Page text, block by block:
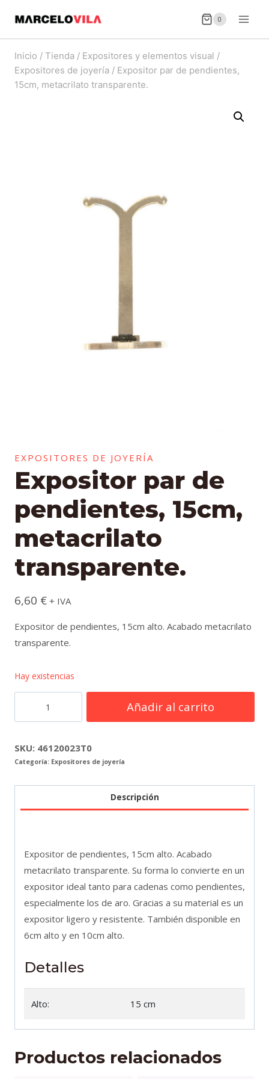
contenido
0
Inicio / Tienda / Expositores y elementos visual /
Expositores de joyería / Expositor par de pendientes,
15cm, metacrilato transparente.
EXPOSITORES DE JOYERÍA
Expositor par de
pendientes, 15cm,
metacrilato
transparente.
6,60 € + IVA
Expositor de pendientes, 15cm alto. Acabado metacrilato
transparente.
Hay existencias
pendientes,
15cm,
cantidad
Añadir al carrito
SKU: 46120023T0
Categoría: Expositores de joyería
Descripción
Expositor de pendientes, 15cm alto. Acabado
metacrilato transparente. Su forma lo convierte en un
expositor ideal tanto para cadenas como pendientes,
especialmente los de aro. Gracias a su material es un
expositor ligero y resistente. También disponible en
6cm alto y en 10cm alto.
Detalles
Alto: 15 cm
Productos relacionados